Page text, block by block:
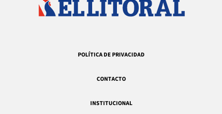
POLÍTICA DE PRIVACIDAD
CONTACTO
INSTITUCIONAL